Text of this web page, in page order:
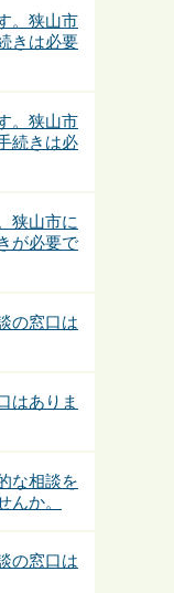
。狭山市
きは必要
。狭山市
続きは必
狭山市に
が必要で
の窓口は
はありま
な相談を
んか。
の窓口は